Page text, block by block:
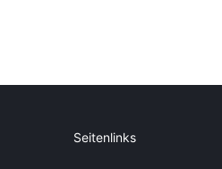
Seitenlinks